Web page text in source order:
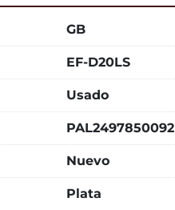
GB
EF-D20LS
Usado
PAL2497850092
Nuevo
Plata